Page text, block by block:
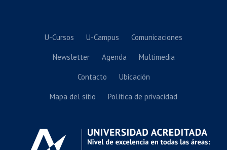
U-Cursos U-Campus Comunicaciones
Newsletter Agenda Multimedia
Contacto Ubicación
Mapa del sitio Política de privacidad